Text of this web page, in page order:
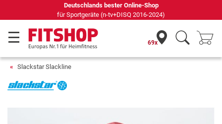
Deutschlands bester Online-Shop
für Sportgeräte (n-tv+DISQ 2016-2024)
69x
Slackstar Slackline